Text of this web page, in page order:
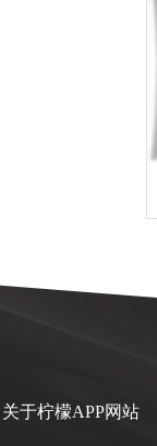
关于柠檬APP网站